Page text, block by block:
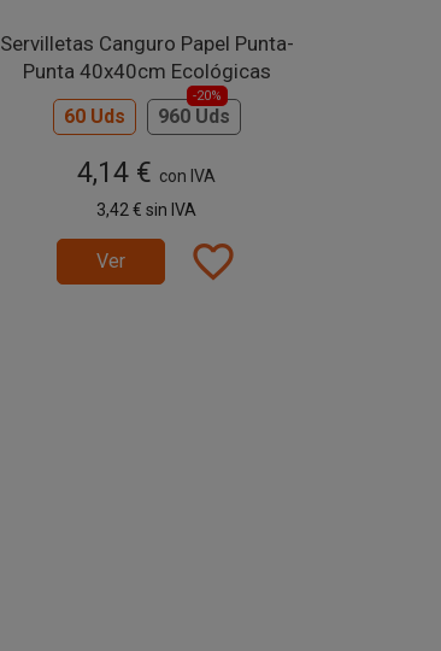
Servilletas Canguro Papel Punta-
Punta 40x40cm Ecológicas
60 Uds 960 Uds
-20%
4,14 € con IVA
3,42 € sin IVA
Ver favorite_border